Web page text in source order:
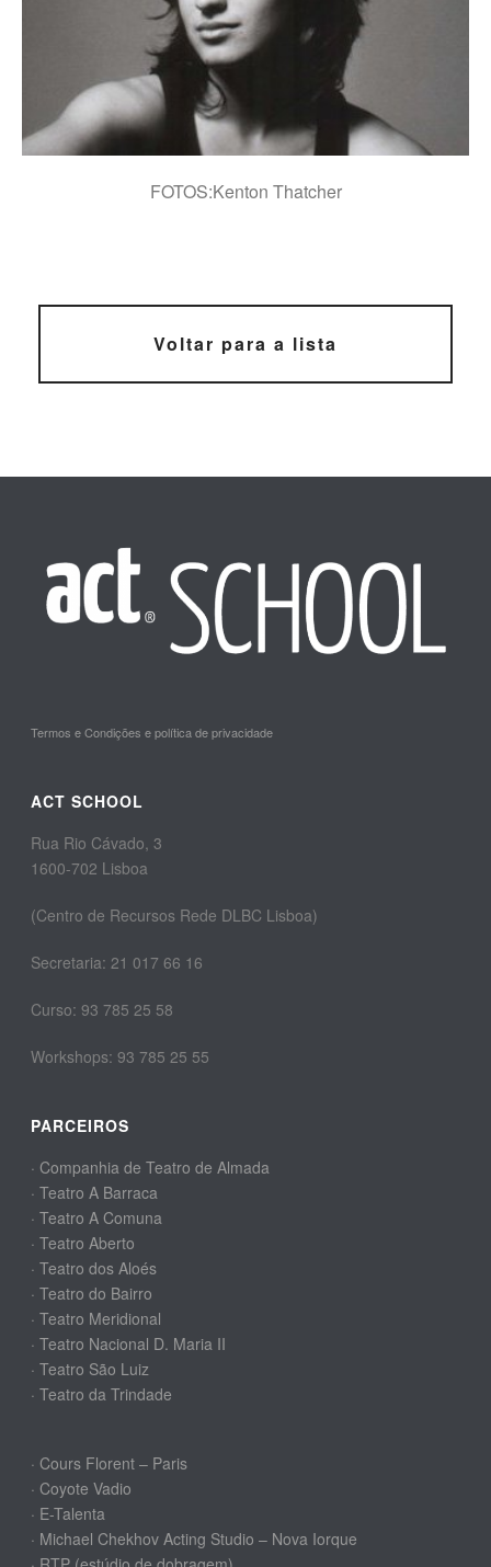
VERA BARRETO
FOTOS:Kenton Thatcher
Voltar para a lista
Termos e Condições e política de privacidade
ACT SCHOOL
Rua Rio Cávado, 3
1600-702 Lisboa
(Centro de Recursos Rede DLBC Lisboa)
Secretaria: 21 017 66 16
Curso: 93 785 25 58
Workshops: 93 785 25 55
PARCEIROS
· Companhia de Teatro de Almada
· Teatro A Barraca
· Teatro A Comuna
· Teatro Aberto
· Teatro dos Aloés
· Teatro do Bairro
· Teatro Meridional
· Teatro Nacional D. Maria II
· Teatro São Luiz
· Teatro da Trindade
· Cours Florent – Paris
· Coyote Vadio
· E-Talenta
· Michael Chekhov Acting Studio – Nova Iorque